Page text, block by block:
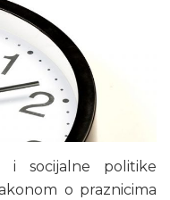
i socijalne politike
o praznicima